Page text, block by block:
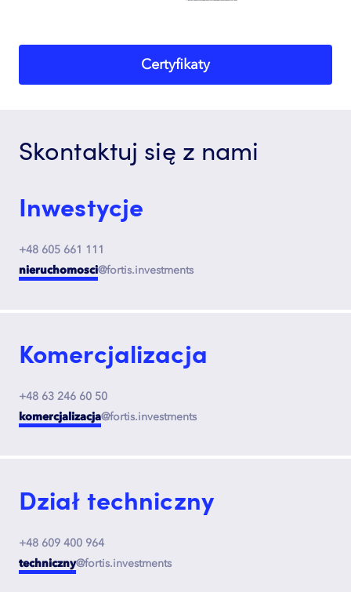
Certyfikaty
Skontaktuj się z nami
Inwestycje
+48 605 661 111
nieruchomosci@fortis.investments
Komercjalizacja
+48 63 246 60 50
komercjalizacja@fortis.investments
Dział techniczny
+48 609 400 964
techniczny@fortis.investments